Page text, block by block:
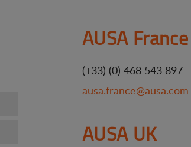
AUSA France
(+33) (0) 468 543 897
ausa.france@ausa.com
AUSA UK